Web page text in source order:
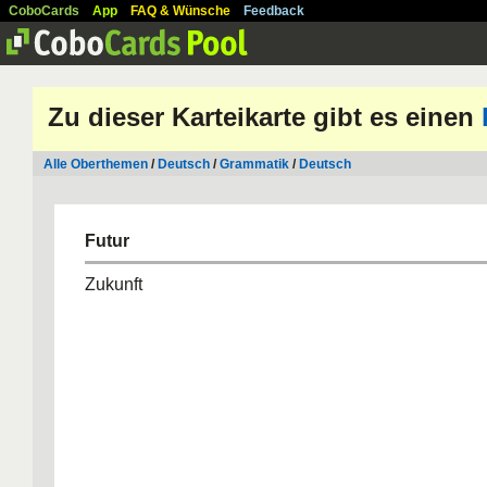
CoboCards App FAQ & Wünsche Feedback
Zu dieser Karteikarte gibt es einen
Alle Oberthemen / Deutsch /Grammatik / Deutsch
Futur
Zukunft